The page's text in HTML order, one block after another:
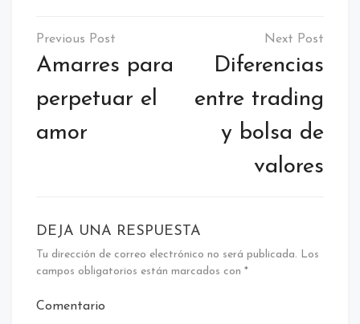
Navegación
de
entradas
Amarres para
perpetuar el
amor
Diferencias
entre trading
y bolsa de
valores
DEJA UNA RESPUESTA
Tu dirección de correo electrónico no será publicada. Los
campos obligatorios están marcados con *
Comentario